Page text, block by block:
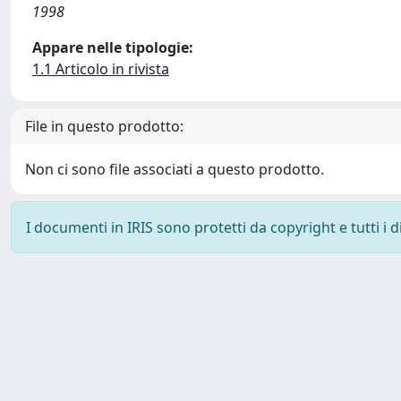
1998
Appare nelle tipologie:
1.1 Articolo in rivista
File in questo prodotto:
Non ci sono file associati a questo prodotto.
I documenti in IRIS sono protetti da copyright e tutti i